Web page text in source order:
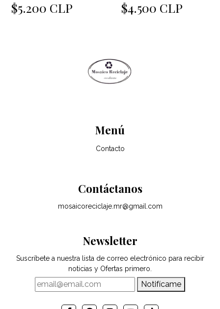
$5.200 CLP $4.500 CLP
Menú
Contacto
Contáctanos
mosaicoreciclaje.mr@gmail.com
Newsletter
Suscríbete a nuestra lista de correo electrónico para recibir
noticias y Ofertas primero.
Notifícame